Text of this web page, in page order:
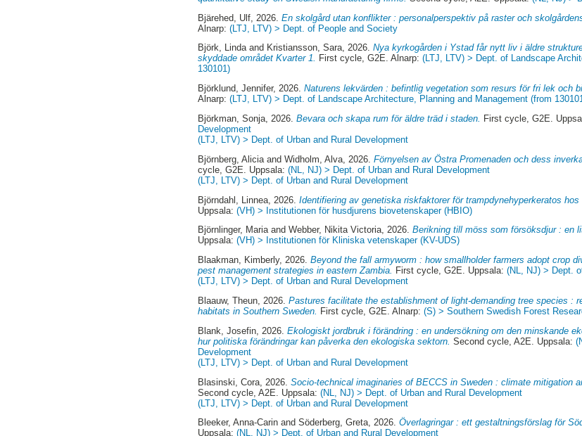
Bjärehed, Ulf , 2026.En skolgård utan konflikter : personalperspektiv på raster och
Alnarp:(LTJ, LTV) > Dept. of People and Society
Björk, Lindaand Kristiansson, Sara, 2026.Nya kyrkogården i Ystad får nytt liv i äldre
skyddade området Kvarter 1. First cycle, G2E. Alnarp:(LTJ, LTV) > Dept. of Landscape
130101)
Björklund, Jennifer, 2026.Naturens lekvärden : befintlig vegetation som resurs för fri lek och
Alnarp:(LTJ, LTV) > Dept. of Landscape Architecture, Planning and Management (from
Björkman, Sonja, 2026.Bevara och skapa rum för äldre träd i staden. First cycle, G2E.
Development
(LTJ, LTV) > Dept. of Urban and Rural Development
Björnberg, Alicia andWidholm, Alva , 2026.Förnyelsen av Östra Promenaden och dess
cycle, G2E. Uppsala:(NL, NJ) > Dept. of Urban and Rural Development
(LTJ, LTV) > Dept. of Urban and Rural Development
Björndahl, Linnea , 2026.Identifiering av genetiska riskfaktorer för trampdynehyperkeratos hos
Uppsala:(VH) > Institutionen för husdjurens biovetenskaper (HBIO)
Björnlinger, MariaandWebber, Nikita Victoria, 2026.Berikning till möss som försöksdjur : en
Uppsala:(VH) > Institutionen för Kliniska vetenskaper (KV-UDS)
Blaakman, Kimberly, 2026.Beyond the fall armyworm : how smallholder farmers adopt crop
pest management strategies in eastern Zambia. First cycle, G2E. Uppsala:(NL, NJ) > Dept.
(LTJ, LTV) > Dept. of Urban and Rural Development
Blaauw, Theun, 2026.Pastures facilitate the establishment of light-demanding tree species :
habitats in Southern Sweden. First cycle, G2E. Alnarp:(S) > Southern Swedish Forest
Blank, Josefin , 2026.Ekologiskt jordbruk i förändring : en undersökning om den minskande
hur politiska förändringar kan påverka den ekologiska sektorn. Second cycle, A2E. Uppsala:
Development
(LTJ, LTV) > Dept. of Urban and Rural Development
Blasinski, Cora , 2026.Socio-technical imaginaries of BECCS in Sweden : climate mitigation
Second cycle, A2E. Uppsala:(NL, NJ) > Dept. of Urban and Rural Development
(LTJ, LTV) > Dept. of Urban and Rural Development
Bleeker, Anna-Carin andSöderberg, Greta, 2026.Överlagringar : ett gestaltningsförslag för
Uppsala:(NL, NJ) > Dept. of Urban and Rural Development